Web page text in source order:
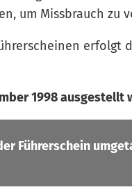
um Missbrauch zu
erfolgt
1998 ausgestellt
Führerschein